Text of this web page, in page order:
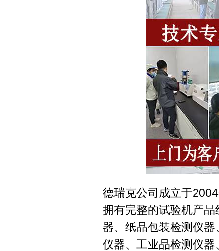
德瑞克公司成立于
拥有完整的试验机产
器、纸品包装检测仪
仪器、工业品检测仪